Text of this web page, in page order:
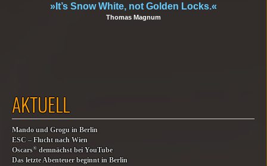
»It’s Snow White, not Golden Locks.«
Thomas Magnum
AKTUELL
Mando und Grogu in Berlin
ESC – Flucht nach Wien
Oscars® demnächst bei YouTube
Das letzte Abenteuer beginnt in Berlin